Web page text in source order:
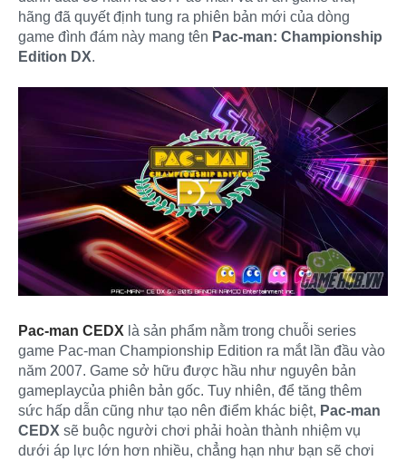
hãng đã quyết định tung ra phiên bản mới của dòng
game đình đám này mang tên Pac-man: Championship
Edition DX.
Pac-man CEDX là sản phẩm nằm trong chuỗi series
game Pac-man Championship Edition ra mắt lần đầu vào
năm 2007. Game sở hữu được hầu như nguyên bản
gameplaycủa phiên bản gốc. Tuy nhiên, để tăng thêm
sức hấp dẫn cũng như tạo nên điểm khác biệt, Pac-man
CEDX sẽ buộc người chơi phải hoàn thành nhiệm vụ
dưới áp lực lớn hơn nhiều, chẳng hạn như bạn sẽ chơi